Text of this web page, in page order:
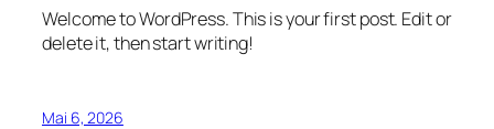
Welcome to WordPress. This is your first post. Edit or
delete it, then start writing!
Mai 6, 2026